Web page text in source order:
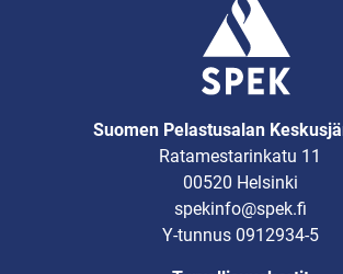
Suomen Pelastusalan
Ratamestarinkatu 11
00520 Helsinki
spekinfo@spek.fi
Y-tunnus 0912934-5